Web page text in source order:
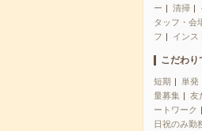
ー
清掃
タッフ・会
フ
インス
こだわり
短期 単発
量募集
友
ートワーク
日祝のみ勤